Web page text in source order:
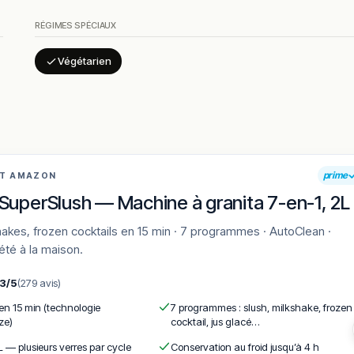
les croque-monsieur et les tartes salées, jugés généreux et
complètes accessibles et des portions adaptées. Les
par convaincre même les indécis. Le café est jugé
13h30 qui peut générer une légère attente, surtout sans
RÉGIMES SPÉCIAUX
Végétarien
AMAZON prime
— Machine à granita 7-en-1, 2L
à la maison.
5(279 avis)
15 min (technologie
7 programmes : slush, milkshake, frozen
cocktail, jus glacé…
— plusieurs verres par cycle
Conservation au froid jusqu’à 4 h